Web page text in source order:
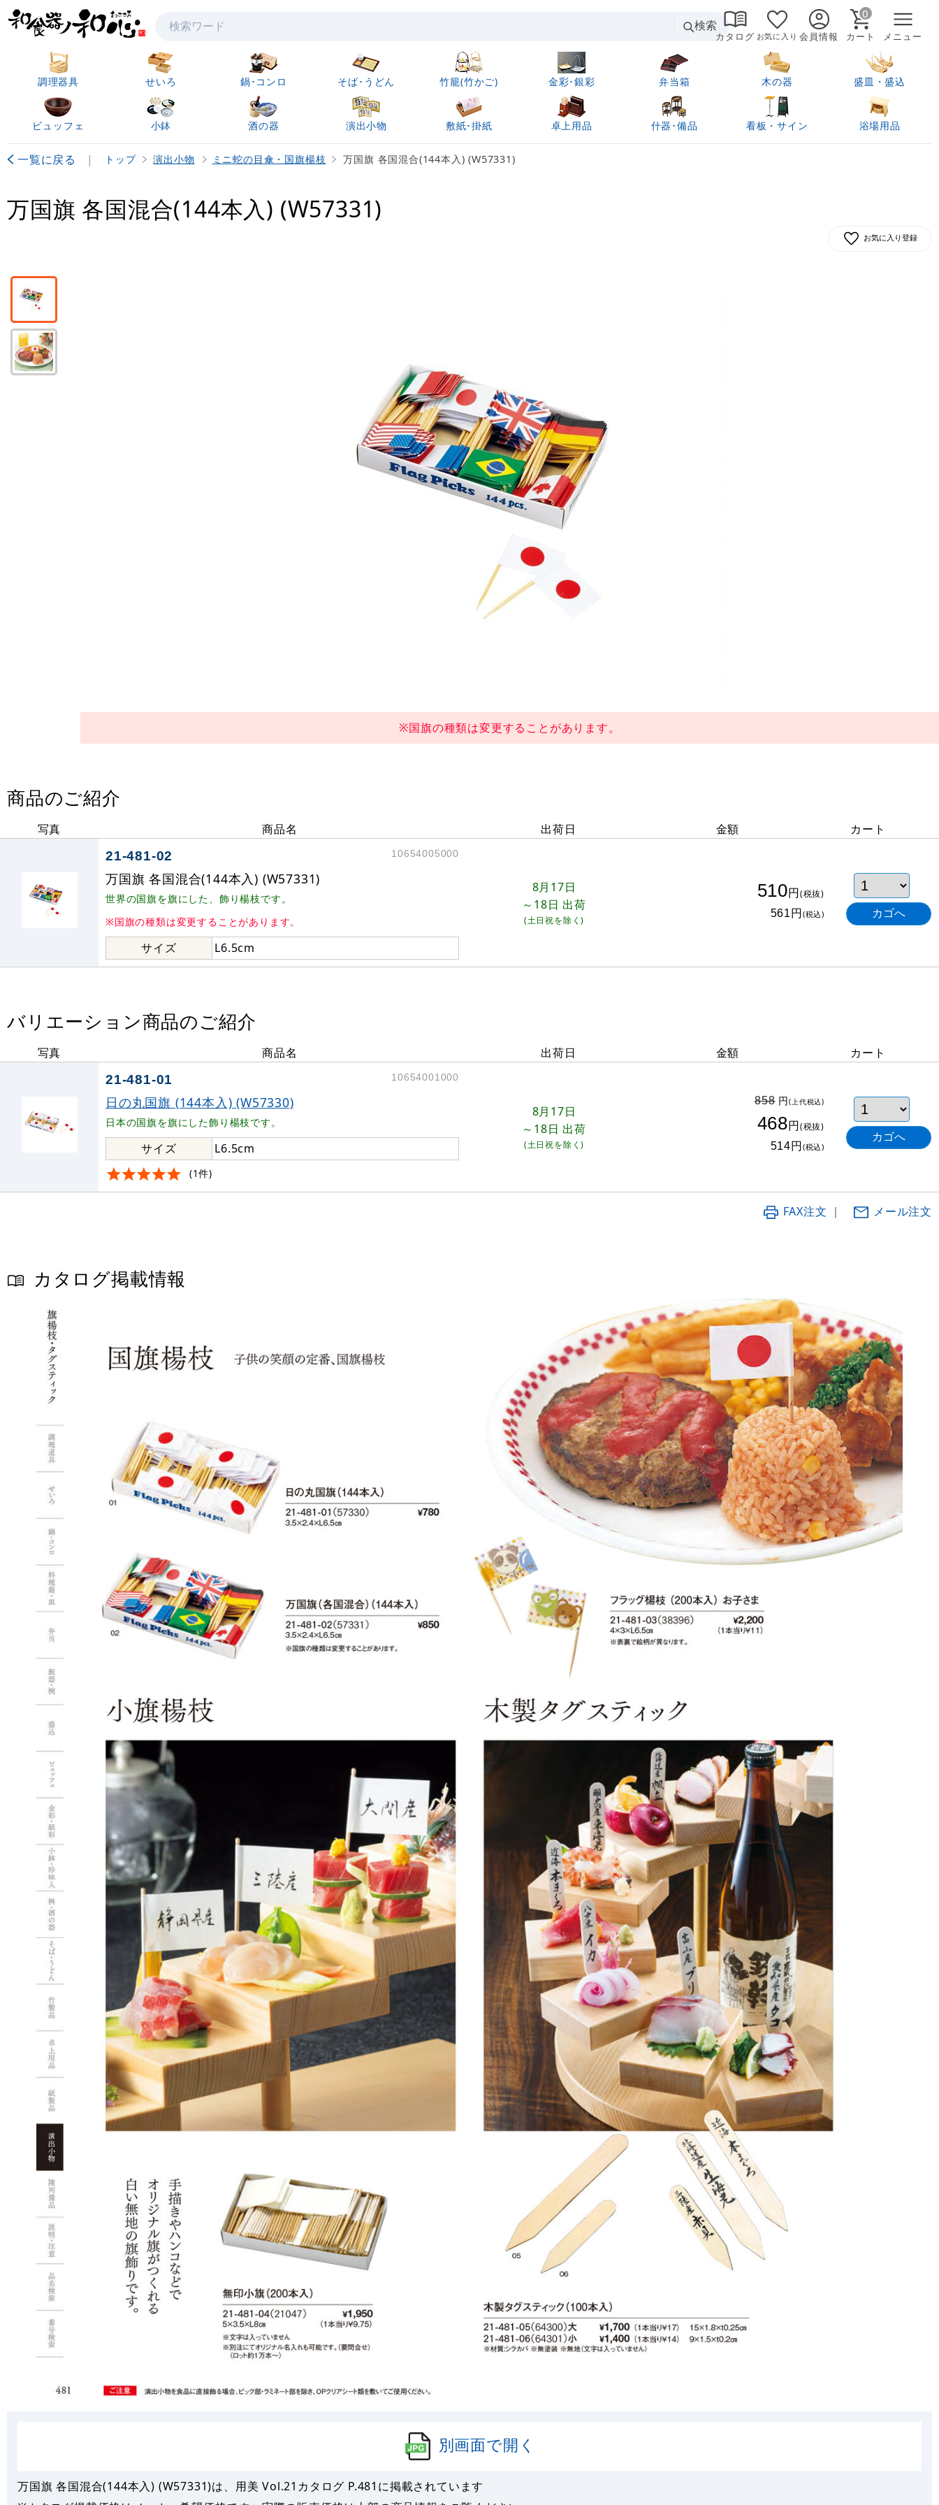
検索
検索
カタログ お気に入り 会員情報
0
カート メニュー
調理器具 せいろ 鍋･コンロ そば･うどん 竹籠(竹かご) 金彩･銀彩 弁当箱 木の器 盛皿・盛込
ビュッフェ 小鉢 酒の器 演出小物 敷紙･掛紙 卓上用品 什器･備品 看板・サイン 浴場用品
一覧に戻る | トップ 演出小物 ミニ蛇の目傘・国旗楊枝 万国旗 各国混合(144本入) (W57331)
万国旗 各国混合(144本入) (W57331)
お気に入り登録
※国旗の種類は変更することがあります。
商品のご紹介
写真 商品名 出荷日 金額 カート
21-481-02 10654005000
万国旗 各国混合(144本入) (W57331)
世界の国旗を旗にした、飾り楊枝です。
※国旗の種類は変更することがあります。
サイズ L6.5cm
8月17日
～18日 出荷
(土日祝を除く)
510円(税抜)
561円(税込)
バリエーション商品のご紹介
写真 商品名 出荷日 金額 カート
21-481-01 10654001000
日の丸国旗 (144本入) (W57330)
日本の国旗を旗にした飾り楊枝です。
サイズ L6.5cm
(1件)
8月17日
～18日 出荷
(土日祝を除く)
858円(上代税込)
468円(税抜)
514円(税込)
FAX注文 ｜ メール注文
カタログ掲載情報
別画面で開く
万国旗 各国混合(144本入) (W57331)は、用美 Vol.21カタログ P.481 に掲載されています